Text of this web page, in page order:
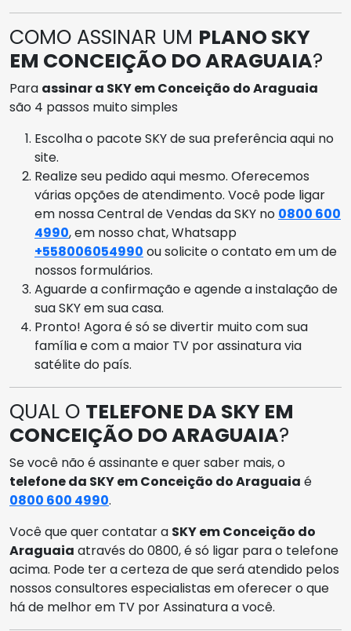
COMO ASSINAR UM PLANO SKY
EM CONCEIÇÃO DO ARAGUAIA?
Para assinar a SKY em Conceição do Araguaia
são 4 passos muito simples
Escolha o pacote SKY de sua preferência aqui no
site.
Realize seu pedido aqui mesmo. Oferecemos
várias opções de atendimento. Você pode ligar
em nossa Central de Vendas da SKY no 0800 600
4990, em nosso chat, Whatsapp
+558006054990 ou solicite o contato em um de
nossos formulários.
Aguarde a confirmação e agende a instalação de
sua SKY em sua casa.
Pronto! Agora é só se divertir muito com sua
família e com a maior TV por assinatura via
satélite do país.
QUAL O TELEFONE DA SKY EM
CONCEIÇÃO DO ARAGUAIA?
Se você não é assinante e quer saber mais, o
telefone da SKY em Conceição do Araguaia é
0800 600 4990.
Você que quer contatar a SKY em Conceição do
Araguaia através do 0800, é só ligar para o telefone
acima. Pode ter a certeza de que será atendido pelos
nossos consultores especialistas em oferecer o que
há de melhor em TV por Assinatura a você.